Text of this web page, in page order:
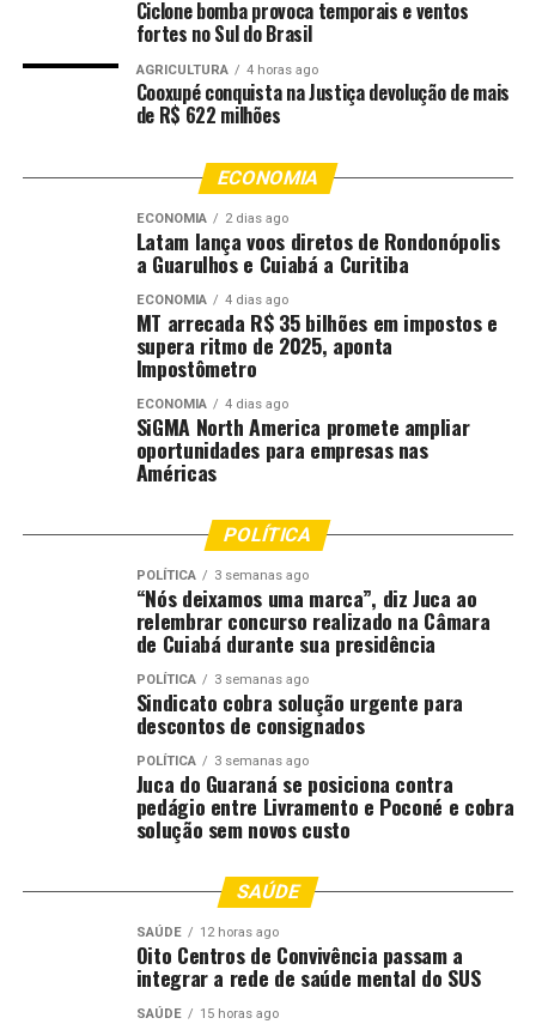
inverno, como o trigo, a distribuição das precipitações
volume acumulado, já que excesso de umidade durante a
fase reprodutiva e na colheita pode afetar a qualidade
No Centro-Oeste e no Matopiba, o comportamento
tradicional do fenômeno é diferente. As chuvas
costumam se tornar mais irregulares no início da
primavera, período que marca a abertura do plantio da
soja. Eventuais atrasos na semeadura podem reduzir a
janela ideal para o milho de segunda safra em 2027,
responsável por cerca de 80% da produção brasileira do
O País entra nesse cenário após uma safra recorde. A
Companhia Nacional de Abastecimento (Conab) projeta
2025/26, além de uma colheita de 66,7 milhões de sacas
de café e mais de 700 milhões de toneladas de cana-de-
Segundo os especialistas, os impactos do fenômeno
tendem a ser mais regionais do que nacionais. Enquanto
parte das áreas produtoras pode registrar condições
favoráveis, regiões dependentes da regularidade das
chuvas, como Centro-Oeste e Matopiba, e áreas mais
suscetíveis ao excesso de precipitações, como o Sul,
devem concentrar maior atenção ao comportamento do
clima ao longo da safra 2026/27.
;
Comentários
Ciclone bomba provoca temporais e ventos
fortes no Sul do Brasil
AGRICULTURA 4 horas ago
Cooxupé conquista na Justiça devolução de mais
de R$ 622 milhões
ECONOMIA
ECONOMIA 2 dias ago
Latam lança voos diretos de Rondonópolis
a Guarulhos e Cuiabá a Curitiba
ECONOMIA 4 dias ago
MT arrecada R$ 35 bilhões em impostos e
supera ritmo de 2025, aponta
Impostômetro
ECONOMIA 4 dias ago
SiGMA North America promete ampliar
oportunidades para empresas nas
Américas
POLÍTICA
POLÍTICA 3 semanas ago
“Nós deixamos uma marca”, diz Juca ao
relembrar concurso realizado na Câmara
de Cuiabá durante sua presidência
POLÍTICA 3 semanas ago
Sindicato cobra solução urgente para
descontos de consignados
POLÍTICA 3 semanas ago
Juca do Guaraná se posiciona contra
pedágio entre Livramento e Poconé e cobra
solução sem novos custo
SAÚDE
SAÚDE 12 horas ago
Oito Centros de Convivência passam a
integrar a rede de saúde mental do SUS
SAÚDE 15 horas ago